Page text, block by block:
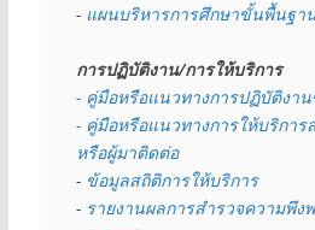
- แผนบริหารการศึกษาขั้นพื้นฐา
การปฏิบัติงาน/การให้บริการ
- คู่มือหรือแนวทางการปฏิบัติงา
- คู่มือหรือแนวทางการให้บริการ
หรือผู้มาติดต่อ
- ข้อมูลสถิติการให้บริการ
- รายงานผลการสำรวจความพึง